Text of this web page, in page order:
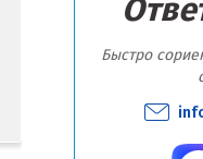
Быстро